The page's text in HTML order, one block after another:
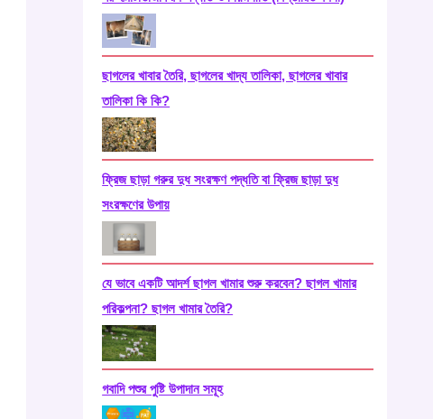
ছাগলের খাবার তৈরি, ছাগলের খাদ্য তালিকা, ছাগলের খাবার
তালিকা কি কি?
ফ্রিজ ছাড়া গরুর দুধ সংরক্ষণ পদ্ধতি বা ফ্রিজ ছাড়া দুধ
সংরক্ষণের উপায়
যে ভাবে একটি আদর্শ ছাগল খামার শুরু করবেন? ছাগল খামার
পরিকল্পনা? ছাগল খামার তৈরি?
গবাদি পশুর পুষ্টি উপাদান সমূহ